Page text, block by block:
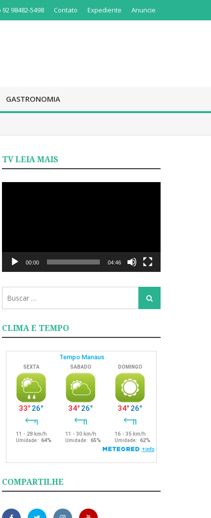
Anuncie
Expediente
Contato
98482-5498
GASTRONOMIA
TV LEIA MAIS
00:00 04:46
para:
Busca
CLIMA E TEMPO
COMPARTILHE